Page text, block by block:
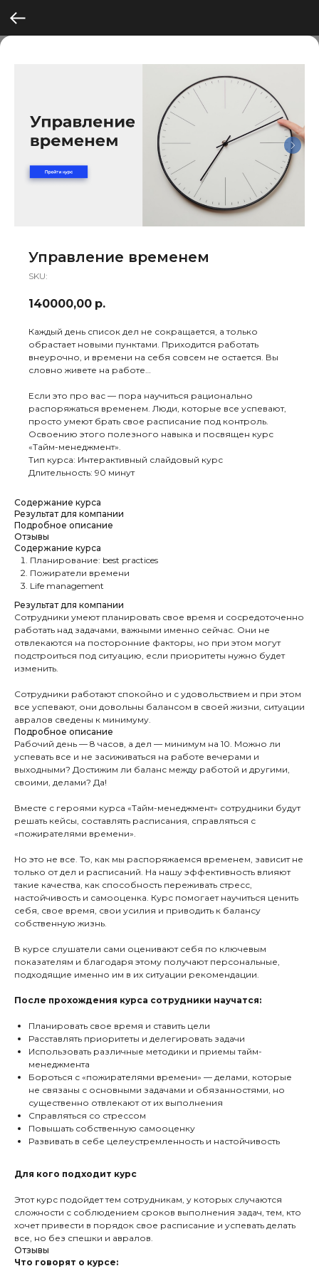
Управление временем
SKU:
140000,00 р.
Каждый день список дел не сокращается, а только
обрастает новыми пунктами. Приходится работать
внеурочно, и времени на себя совсем не остается. Вы
словно живете на работе…
Если это про вас — пора научиться рационально
распоряжаться временем. Люди, которые все успевают,
просто умеют брать свое расписание под контроль.
Освоению этого полезного навыка и посвящен курс
«Тайм-менеджмент».
Тип курса: Интерактивный слайдовый курс
Длительность: 90 минут
Содержание курса
Результат для компании
Подробное описание
Отзывы
Содержание курса
Планирование: best practices
Пожиратели времени
Life management
Результат для компании
Сотрудники умеют планировать свое время и сосредоточенно
работать над задачами, важными именно сейчас. Они не
отвлекаются на посторонние факторы, но при этом могут
подстроиться под ситуацию, если приоритеты нужно будет
изменить.
Сотрудники работают спокойно и с удовольствием и при этом
все успевают, они довольны балансом в своей жизни, ситуации
авралов сведены к минимуму.
Подробное описание
Рабочий день — 8 часов, а дел — минимум на 10. Можно ли
успевать все и не засиживаться на работе вечерами и
выходными? Достижим ли баланс между работой и другими,
своими, делами? Да!
Вместе с героями курса «Тайм-менеджмент» сотрудники будут
решать кейсы, составлять расписания, справляться с
«пожирателями времени».
Но это не все. То, как мы распоряжаемся временем, зависит не
только от дел и расписаний. На нашу эффективность влияют
такие качества, как способность переживать стресс,
настойчивость и самооценка. Курс помогает научиться ценить
себя, свое время, свои усилия и приводить к балансу
собственную жизнь.
В курсе слушатели сами оценивают себя по ключевым
показателям и благодаря этому получают персональные,
подходящие именно им в их ситуации рекомендации.
После прохождения курса сотрудники научатся:
Планировать свое время и ставить цели
Расставлять приоритеты и делегировать задачи
Использовать различные методики и приемы тайм-
менеджмента
Бороться с «пожирателями времени» — делами, которые
не связаны с основными задачами и обязанностями, но
существенно отвлекают от их выполнения
Справляться со стрессом
Повышать собственную самооценку
Развивать в себе целеустремленность и настойчивость
Для кого подходит курс
Этот курс подойдет тем сотрудникам, у которых случаются
сложности с соблюдением сроков выполнения задач, тем, кто
хочет привести в порядок свое расписание и успевать делать
все, но без спешки и авралов.
Отзывы
Что говорят о курсе: